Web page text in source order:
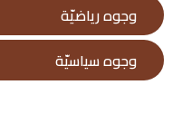
وجوه رياضيّة
وجوه سياسيّة